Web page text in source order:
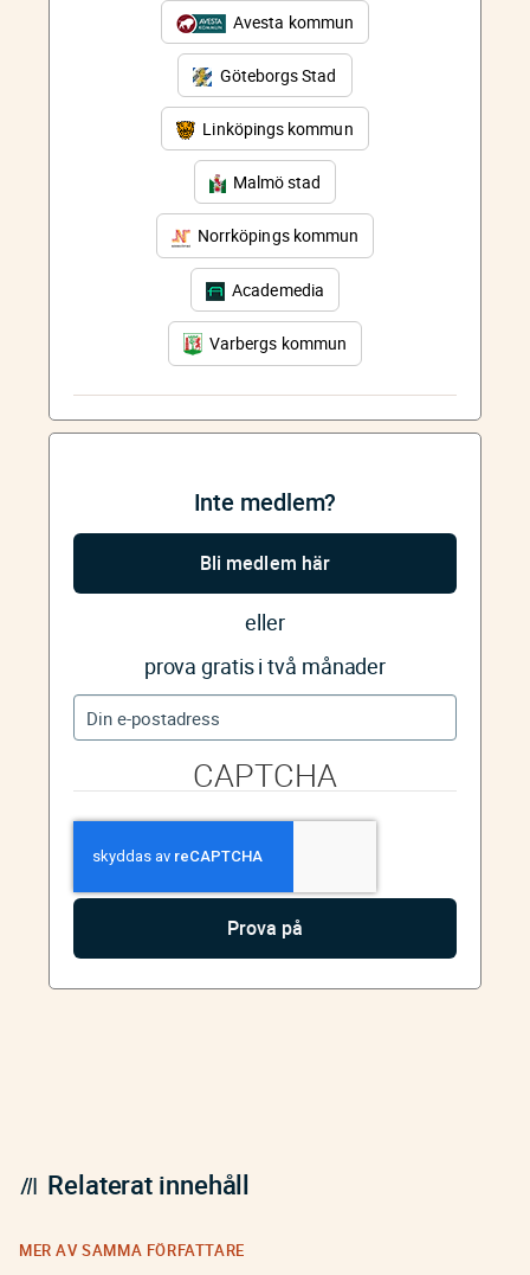
Avesta kommun
Göteborgs Stad
Linköpings kommun
Malmö stad
Norrköpings kommun
Academedia
Varbergs kommun
Inte medlem?
Bli medlem här
eller
prova gratis i två månader
CAPTCHA
Relaterat innehåll
MER AV SAMMA FÖRFATTARE